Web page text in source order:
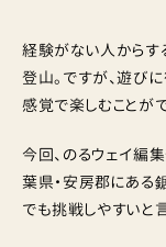
経験がない人からす
登山。ですが、遊び
感覚で楽しむことがで
今回、のるウェイ編
葉県・安房郡にある
でも挑戦しやすいと